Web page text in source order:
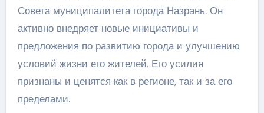
Совета муниципалитета города Назрань. Он
активно внедряет новые инициативы и
предложения по развитию города и улучшению
условий жизни его жителей. Его усилия
признаны и ценятся как в регионе, так и за его
пределами.